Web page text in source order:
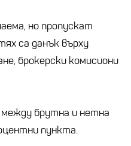
но пропускат
са данък върху
брокерски комисиони
брутна и нетна
пункта.